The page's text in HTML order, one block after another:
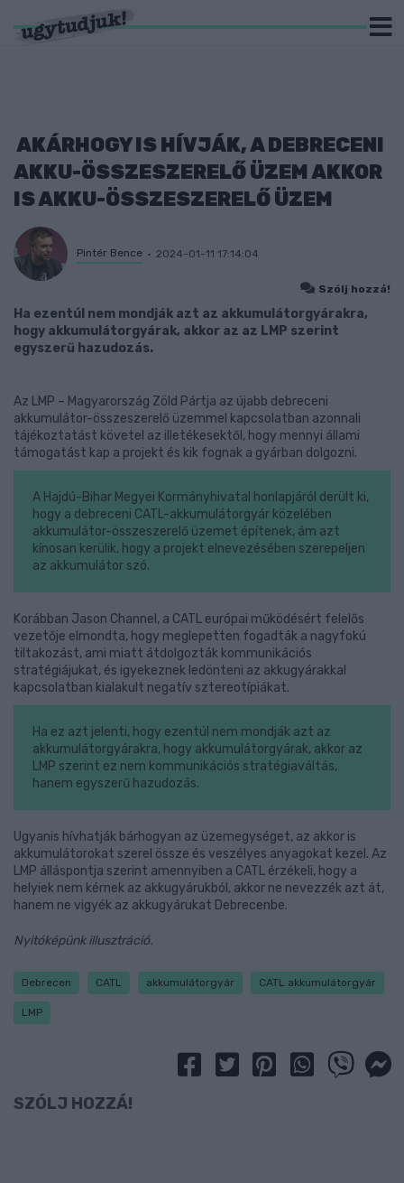
AKÁRHOGY IS HÍVJÁK, A DEBRECENI
AKKU-ÖSSZESZERELŐ ÜZEM AKKOR
IS AKKU-ÖSSZESZERELŐ ÜZEM
Pintér Bence 2024-01-11 17:14:04
Szólj hozzá!
Ha ezentúl nem mondják azt az akkumulátorgyárakra,
hogy akkumulátorgyárak, akkor az az LMP szerint
egyszerű hazudozás.
Az LMP – Magyarország Zöld Pártja az újabb debreceni
akkumulátor-összeszerelő üzemmel kapcsolatban azonnali
tájékoztatást követel az illetékesektől, hogy mennyi állami
támogatást kap a projekt és kik fognak a gyárban dolgozni.
A Hajdú-Bihar Megyei Kormányhivatal honlapjáról derült ki,
hogy a debreceni CATL-akkumulátorgyár közelében
akkumulátor-összeszerelő üzemet építenek, ám azt
kínosan kerülik, hogy a projekt elnevezésében szerepeljen
az akkumulátor szó.
Korábban Jason Channel, a CATL európai működésért felelős
vezetője elmondta, hogy meglepetten fogadták a nagyfokú
tiltakozást, ami miatt átdolgozták kommunikációs
stratégiájukat, és igyekeznek ledönteni az akkugyárakkal
kapcsolatban kialakult negatív sztereotípiákat.
Ha ez azt jelenti, hogy ezentúl nem mondják azt az
akkumulátorgyárakra, hogy akkumulátorgyárak, akkor az
LMP szerint ez nem kommunikációs stratégiaváltás,
hanem egyszerű hazudozás.
Ugyanis hívhatják bárhogyan az üzemegységet, az akkor is
akkumulátorokat szerel össze és veszélyes anyagokat kezel. Az
LMP álláspontja szerint amennyiben a CATL érzékeli, hogy a
helyiek nem kérnek az akkugyárukból, akkor ne nevezzék azt át,
hanem ne vigyék az akkugyárukat Debrecenbe.
Nyitóképünk illusztráció.
Debrecen CATL akkumulátorgyár CATL akkumulátorgyár
LMP
SZÓLJ HOZZÁ!